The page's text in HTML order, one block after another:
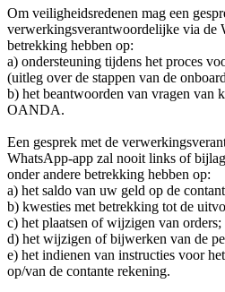
Om veiligheidsredenen mag een
verwerkingsverantwoordelijke via de
betrekking hebben op:
a) ondersteuning tijdens het proces
(uitleg over de stappen van de
b) het beantwoorden van vragen van
OANDA.
Een gesprek met de
WhatsApp-app zal nooit links of
onder andere betrekking hebben op:
a) het saldo van uw geld op de
b) kwesties met betrekking tot de
c) het plaatsen of wijzigen van orders;
d) het wijzigen of bijwerken van de
e) het indienen van instructies voor
op/van de contante rekening.